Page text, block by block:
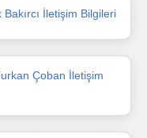
İletişim Bilgileri
Çoban İletişim